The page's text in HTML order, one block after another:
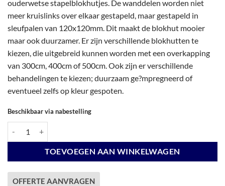
€ 6.725,00.€ 6.725,00.
ouderwetse stapelblokhutjes. De wanddelen worden niet
meer kruislinks over elkaar gestapeld, maar gestapeld in
sleufpalen van 120x120mm. Dit maakt de blokhut mooier
maar ook duurzamer. Er zijn verschillende blokhutten te
kiezen, die uitgebreid kunnen worden met een overkapping
van 300cm, 400cm of 500cm. Ook zijn er verschillende
behandelingen te kiezen; duurzaam ge?mpregneerd of
eventueel zelfs op kleur gespoten.
Beschikbaar via nabestelling
TOEVOEGEN AAN WINKELWAGEN
OFFERTE AANVRAGEN